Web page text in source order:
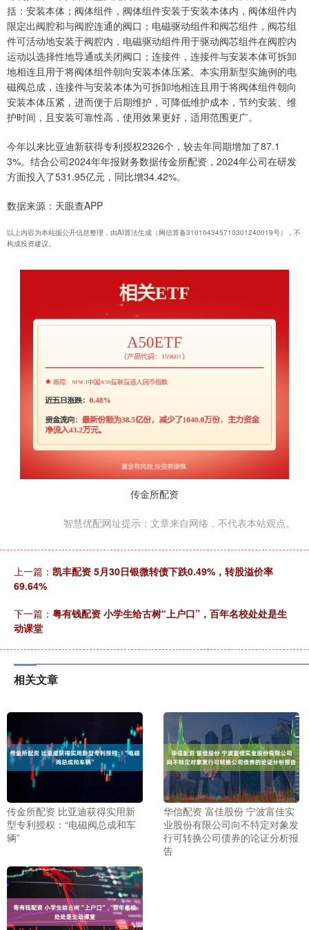
括：安装本体；阀体组件，阀体组件安装于安装本体内，阀体组件内
限定出阀腔和与阀腔连通的阀口；电磁驱动组件和阀芯组件，阀芯组
件可活动地安装于阀腔内，电磁驱动组件用于驱动阀芯组件在阀腔内
运动以选择性地导通或关闭阀口；连接件，连接件与安装本体可拆卸
地相连且用于将阀体组件朝向安装本体压紧。本实用新型实施例的电
磁阀总成，连接件与安装本体为可拆卸地相连且用于将阀体组件朝向
安装本体压紧，进而便于后期维护，可降低维护成本，节约安装、维
护时间，且安装可靠性高，使用效果更好，适用范围更广。
今年以来比亚迪新获得专利授权2326个，较去年同期增加了87.1
3%。结合公司2024年年报财务数据传金所配资，2024年公司在研发
方面投入了531.95亿元，同比增34.42%。
数据来源：天眼查APP
以上内容为本站据公开信息整理，由AI算法生成（网信算备310104345710301240019号），不
构成投资建议。
传金所配资
智慧优配网址提示：文章来自网络，不代表本站观点。
上一篇： 凯丰配资 5月30日银微转债下跌0.49%，转股溢价率
69.64%
下一篇： 粤有钱配资 小学生给古树“上户口”，百年名校处处是生
动课堂
相关文章
传金所配资 比亚迪获得实用新
型专利授权：“电磁阀总成和车
辆”
华信配资 富佳股份 宁波富佳实
业股份有限公司向不特定对象发
行可转换公司债券的论证分析报
告